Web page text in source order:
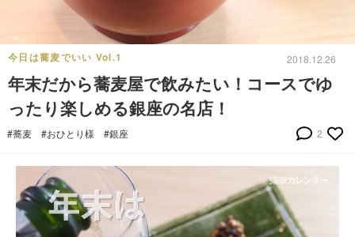
今日は蕎麦でいい Vol.1 2018.12.26
年末だから蕎麦屋で飲みたい！コースでゆ
ったり楽しめる銀座の名店！
#蕎麦 #おひとり様 #銀座 2